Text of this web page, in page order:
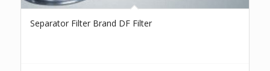
Separator Filter Brand DF Filter